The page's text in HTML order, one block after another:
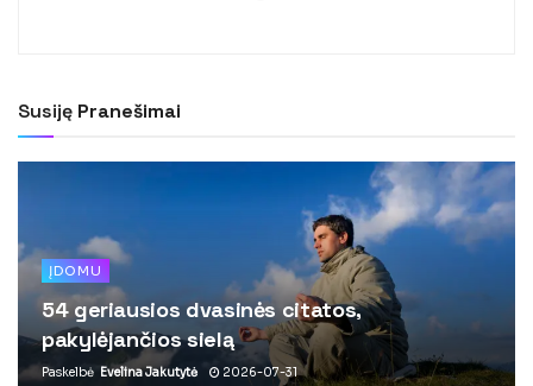
Susiję Pranešimai
ĮDOMU
54 geriausios dvasinės citatos,
pakylėjančios sielą
Paskelbė Evelina Jakutytė 2026-07-31